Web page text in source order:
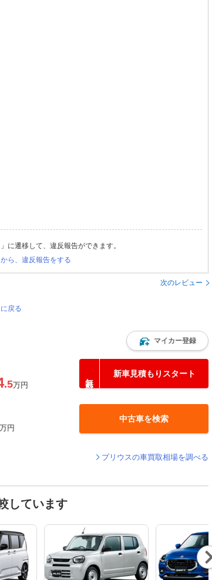
に遷移して、違反報告ができます。
から、違反報告をする
次のレビュー
戻る
マイカー登録
.5万円
新車見積もりスタート
万円
中古車を検索
プリウスの車買取相場を調べる
しています
Nex
t